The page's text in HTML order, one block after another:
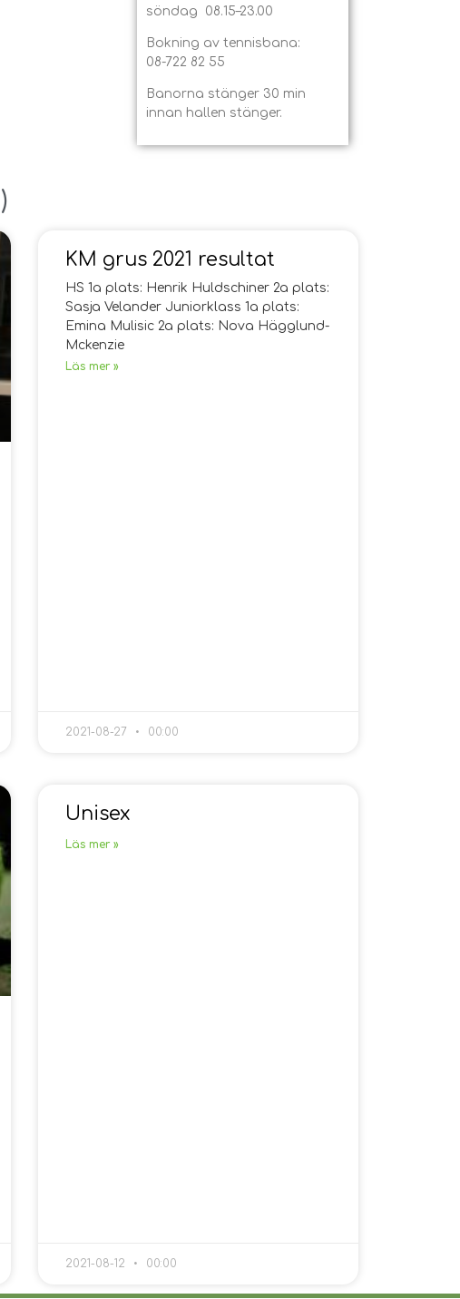
söndag 08.15–23.00
Bokning av tennisbana:
08-722 82 55
Banorna stänger 30 min
innan hallen stänger.
)
KM grus 2021 resultat
HS 1a plats: Henrik Huldschiner 2a plats:
Sasja Velander Juniorklass 1a plats:
Emina Mulisic 2a plats: Nova Hägglund-
Mckenzie
Läs mer »
2021-08-27 00:00
Unisex
Läs mer »
2021-08-12 00:00